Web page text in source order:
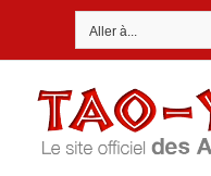
Aller à...